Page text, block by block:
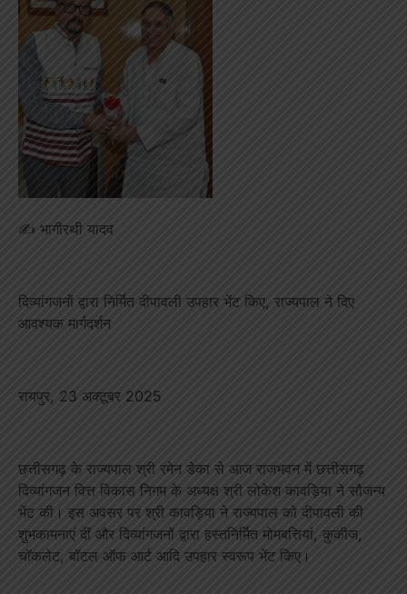
✍️ भागीरथी यादव
दिव्यांगजनों द्वारा निर्मित दीपावली उपहार भेंट किए, राज्यपाल ने दिए
आवश्यक मार्गदर्शन
रायपुर, 23 अक्टूबर 2025
छत्तीसगढ़ के राज्यपाल श्री रमेन डेका से आज राजभवन में छत्तीसगढ़
दिव्यांगजन वित्त विकास निगम के अध्यक्ष श्री लोकेश कावड़िया ने सौजन्य
भेंट की। इस अवसर पर श्री कावड़िया ने राज्यपाल को दीपावली की
शुभकामनाएं दीं और दिव्यांगजनों द्वारा हस्तनिर्मित मोमबत्तियां, कुकीज,
चॉकलेट, बॉटल ऑफ आर्ट आदि उपहार स्वरूप भेंट किए।